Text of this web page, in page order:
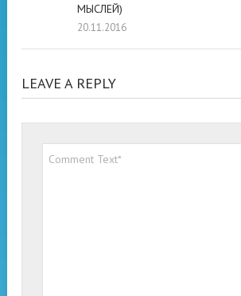
МЫСЛЕЙ)
20.11.2016
LEAVE A REPLY